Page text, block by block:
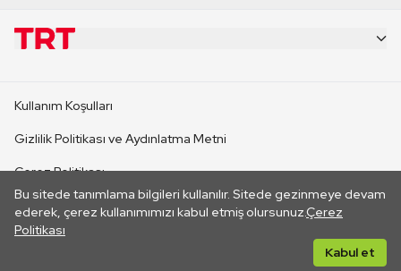
Bu sitede tanımlama bilgileri kullanılır. Sitede gezinmeye devam
ederek, çerez kullanımımızı kabul etmiş olursunuz.Çerez
Politikası
Kabul et
CANLI YAYINLAR
Kullanım Koşulları
Gizlilik Politikası ve Aydınlatma Metni
Çerez Politikası
İletişim
Her hakkı saklıdır. ©2026 TRT. Bağlantı yoluyla gidilen dış